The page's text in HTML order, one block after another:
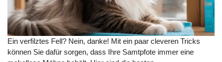
Ein verfilztes Fell? Nein, danke! Mit ein paar cleveren Tricks
können Sie dafür sorgen, dass Ihre Samtpfote immer eine